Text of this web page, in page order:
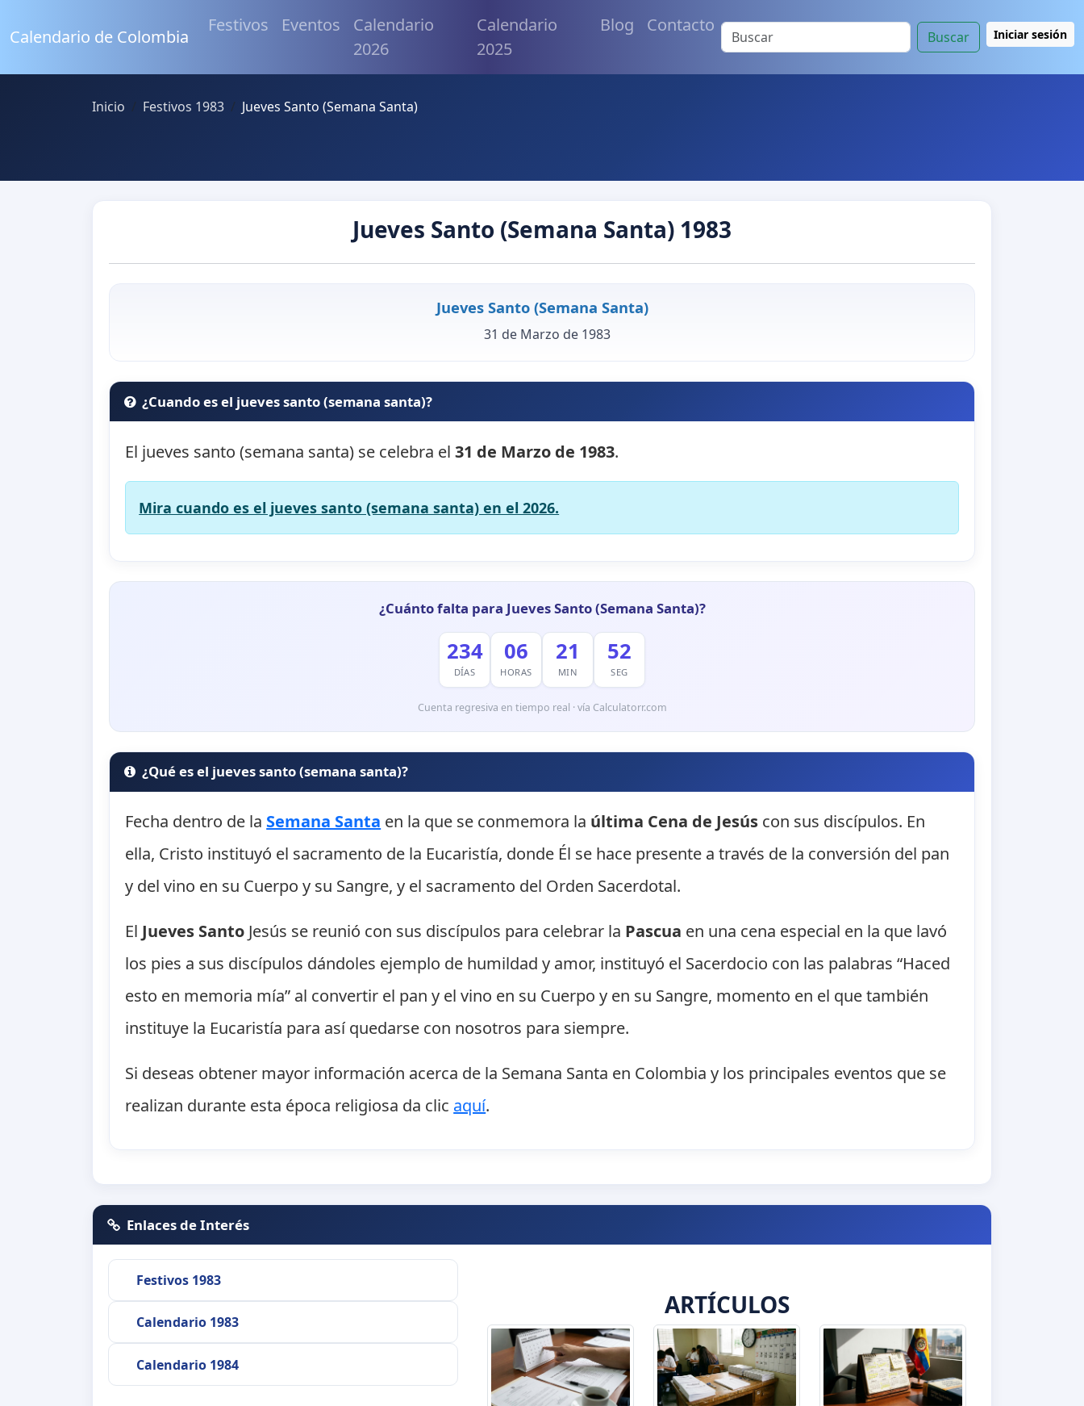
Calendario de Colombia
Festivos Eventos
Calendario
2026
Calendario
2025
Blog Contacto
Buscar Iniciar sesión
Inicio Festivos 1983 Jueves Santo (Semana Santa)
Jueves Santo (Semana Santa) 1983
Jueves Santo (Semana Santa)
31 de Marzo de 1983
¿Cuando es el jueves santo (semana santa)?
El jueves santo (semana santa) se celebra el31 de Marzo de 1983.
Mira cuando es el jueves santo (semana santa) en el 2026.
¿Cuánto falta para Jueves Santo (Semana Santa)?
234
DÍAS
06
HORAS
21
MIN
51
SEG
Cuenta regresiva en tiempo real · vía Calculatorr.com
¿Qué es el jueves santo (semana santa)?
Fecha dentro de la Semana Santa en la que se conmemora la última Cena de Jesús con sus discípulos. En
ella, Cristo instituyó el sacramento de la Eucaristía, donde Él se hace presente a través de la conversión del pan
y del vino en su Cuerpo y su Sangre, y el sacramento del Orden Sacerdotal.
El Jueves Santo Jesús se reunió con sus discípulos para celebrar la Pascua en una cena especial en la que lavó
los pies a sus discípulos dándoles ejemplo de humildad y amor, instituyó el Sacerdocio con las palabras “Haced
esto en memoria mía” al convertir el pan y el vino en su Cuerpo y en su Sangre, momento en el que también
instituye la Eucaristía para así quedarse con nosotros para siempre.
Si deseas obtener mayor información acerca de la Semana Santa en Colombia y los principales eventos que se
realizan durante esta época religiosa da clic aquí.
Enlaces de Interés
Festivos 1983
Calendario 1983
Calendario 1984
ARTÍCULOS